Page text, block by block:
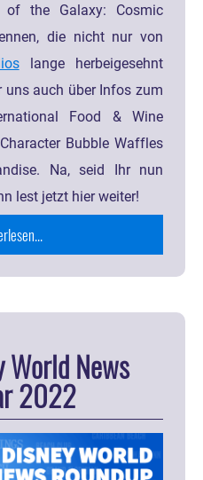
of the Galaxy: Cosmic
die nicht nur von
lange herbeigesehnt
uns auch über Infos zum
Food & Wine
Bubble Waffles
Na, seid Ihr nun
lest jetzt hier weiter!
World News
2022